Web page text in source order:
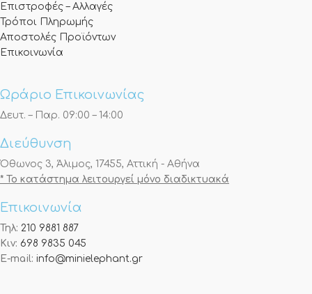
Επιστροφές – Αλλαγές
Τρόποι Πληρωμής
Αποστολές Προϊόντων
Επικοινωνία
Ωράριο Επικοινωνίας
Δευτ. – Παρ. 09:00 – 14:00
Διεύθυνση
Όθωνος 3, Άλιμος, 17455, Αττική - Αθήνα
* Το κατάστημα λειτουργεί μόνο διαδικτυακά
Επικοινωνία
Τηλ: 210 9881 887
Κιν: 698 9835 045
E-mail: info@minielephant.gr